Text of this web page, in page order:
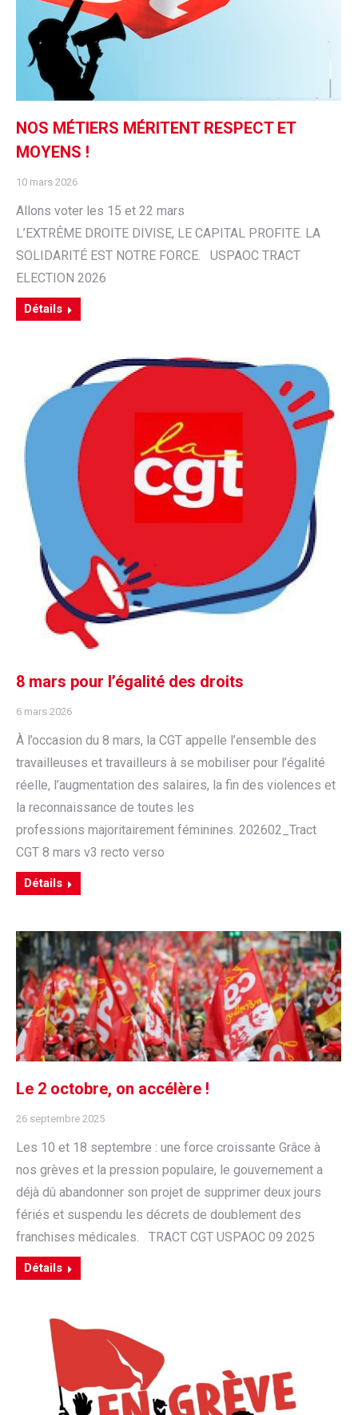
NOS MÉTIERS MÉRITENT RESPECT ET
MOYENS !
10 mars 2026
Allons voter les 15 et 22 mars
L’EXTRÊME DROITE DIVISE, LE CAPITAL PROFITE. LA
SOLIDARITÉ EST NOTRE FORCE. USPAOC TRACT
ELECTION 2026
Détails
8 mars pour l’égalité des droits
6 mars 2026
À l’occasion du 8 mars, la CGT appelle l’ensemble des
travailleuses et travailleurs à se mobiliser pour l’égalité
réelle, l’augmentation des salaires, la fin des violences et
la reconnaissance de toutes les
professions majoritairement féminines. 202602_Tract
CGT 8 mars v3 recto verso
Détails
Le 2 octobre, on accélère !
26 septembre 2025
Les 10 et 18 septembre : une force croissante Grâce à
nos grèves et la pression populaire, le gouvernement a
déjà dû abandonner son projet de supprimer deux jours
fériés et suspendu les décrets de doublement des
franchises médicales. TRACT CGT USPAOC 09 2025
Détails